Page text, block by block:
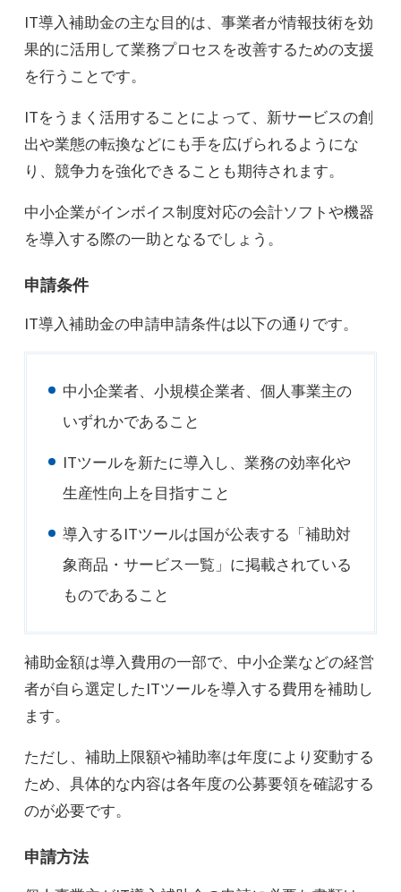
IT導入補助金の主な目的は、事業者が情報技術を効
果的に活用して業務プロセスを改善するための支援
を行うことです。
ITをうまく活用することによって、新サービスの創
出や業態の転換などにも手を広げられるようにな
り、競争力を強化できることも期待されます。
中小企業がインボイス制度対応の会計ソフトや機器
を導入する際の一助となるでしょう。
申請条件
IT導入補助金の申請申請条件は以下の通りです。
中小企業者、小規模企業者、個人事業主の
いずれかであること
ITツールを新たに導入し、業務の効率化や
生産性向上を目指すこと
導入するITツールは国が公表する「補助対
象商品・サービス一覧」に掲載されている
ものであること
補助金額は導入費用の一部で、中小企業などの経営
者が自ら選定したITツールを導入する費用を補助し
ます。
ただし、補助上限額や補助率は年度により変動する
ため、具体的な内容は各年度の公募要領を確認する
のが必要です。
申請方法